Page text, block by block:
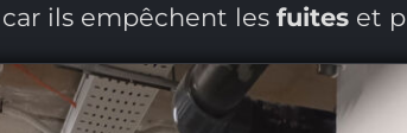
ils empêchent les fuites et